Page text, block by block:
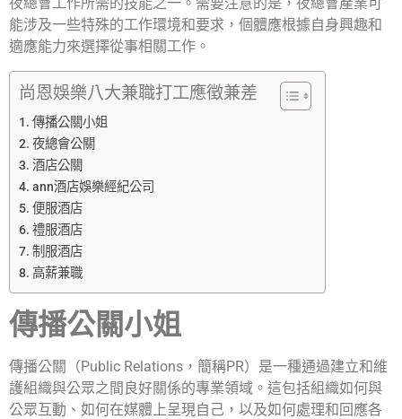
夜總會工作所需的技能之一。需要注意的是，夜總會產業可
能涉及一些特殊的工作環境和要求，個體應根據自身興趣和
適應能力來選擇從事相關工作。
尚恩娛樂八大兼職打工應徵兼差
傳播公關小姐
夜總會公關
酒店公關
ann酒店娛樂經紀公司
便服酒店
禮服酒店
制服酒店
高薪兼職
傳播公關小姐
傳播公關（Public Relations，簡稱PR）是一種通過建立和維
護組織與公眾之間良好關係的專業領域。這包括組織如何與
公眾互動、如何在媒體上呈現自己，以及如何處理和回應各